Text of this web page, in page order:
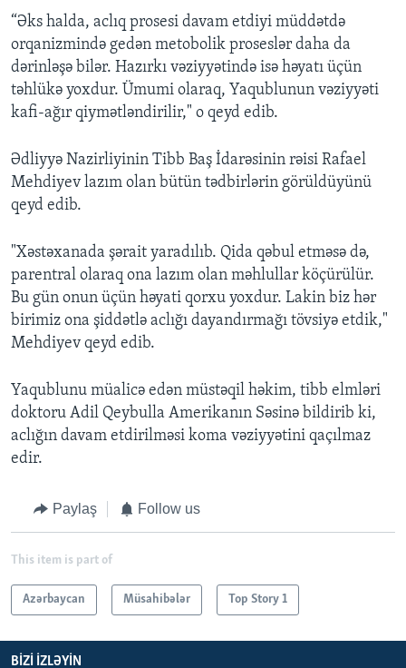
“Əks halda, aclıq prosesi davam etdiyi müddətdə
orqanizmində gedən metobolik proseslər daha da
dərinləşə bilər. Hazırkı vəziyyətində isə həyatı üçün
təhlükə yoxdur. Ümumi olaraq, Yaqublunun vəziyyəti
kafi-ağır qiymətləndirilir," o qeyd edib.
Ədliyyə Nazirliyinin Tibb Baş İdarəsinin rəisi Rafael
Mehdiyev lazım olan bütün tədbirlərin görüldüyünü
qeyd edib.
"Xəstəxanada şərait yaradılıb. Qida qəbul etməsə də,
parentral olaraq ona lazım olan məhlullar köçürülür.
Bu gün onun üçün həyati qorxu yoxdur. Lakin biz hər
birimiz ona şiddətlə aclığı dayandırmağı tövsiyə etdik,"
Mehdiyev qeyd edib.
Yaqublunu müalicə edən müstəqil həkim, tibb elmləri
doktoru Adil Qeybulla Amerikanın Səsinə bildirib ki,
aclığın davam etdirilməsi koma vəziyyətini qaçılmaz
edir.
Paylaş Follow us
This item is part of
Azərbaycan Müsahibələr Top Story 1
BIZI IZLƏYIN